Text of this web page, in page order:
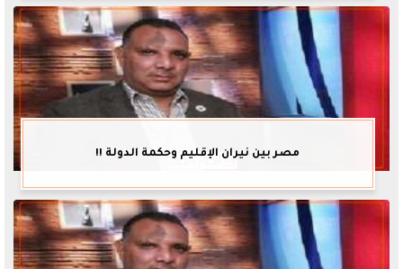
مصر بين نيران الإقليم وحكمة الدولة !!